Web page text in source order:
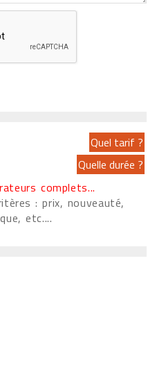
complets...
: prix, nouveauté,
etc....